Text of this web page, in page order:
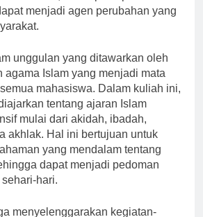
dan moral, diharapkan para
menjadi agen perubahan yang
unggulan yang ditawarkan oleh
agama Islam yang menjadi mata
mahasiswa. Dalam kuliah ini,
tentang ajaran Islam
mulai dari akidah, ibadah,
akhlak. Hal ini bertujuan untuk
yang mendalam tentang
dapat menjadi pedoman